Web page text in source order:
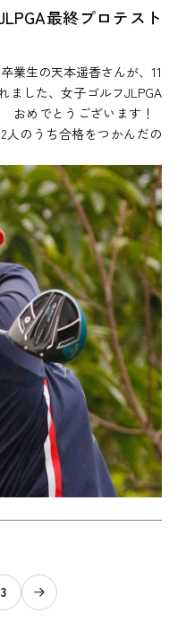
最終プロテスト
業生の天本遥香さんが、11
ました、女子ゴルフJLPGA
おめでとうございます！
人のうち合格をつかんだの
3